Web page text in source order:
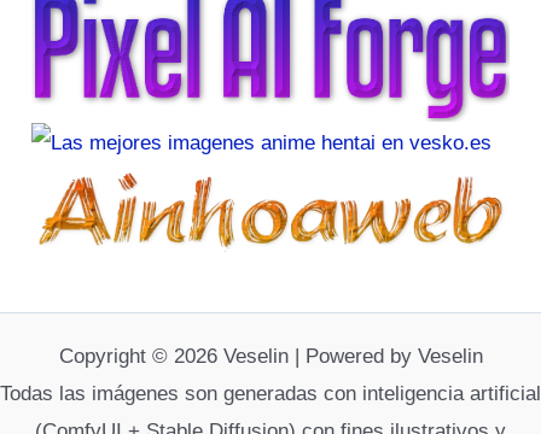
Copyright © 2026 Veselin | Powered by Veselin
Todas las imágenes son generadas con inteligencia artificial